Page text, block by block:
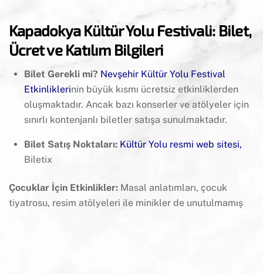
Kapadokya Kültür Yolu Festivali: Bilet,
Ücret ve Katılım Bilgileri
Bilet Gerekli mi? Nevşehir Kültür Yolu Festival
Etkinliklerinin büyük kısmı ücretsiz etkinliklerden
oluşmaktadır. Ancak bazı konserler ve atölyeler için
sınırlı kontenjanlı biletler satışa sunulmaktadır.
Bilet Satış Noktaları: Kültür Yolu resmi web sitesi,
Biletix
Çocuklar İçin Etkinlikler: Masal anlatımları, çocuk
tiyatrosu, resim atölyeleri ile minikler de unutulmamış